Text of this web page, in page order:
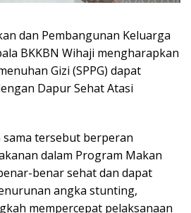
dan Pembangunan Keluarga
BKKBN Wihaji mengharapkan
Gizi (SPPG) dapat
Dapur Sehat Atasi
tersebut berperan
dalam Program Makan
benar sehat dan dapat
angka stunting,
mempercepat pelaksanaan